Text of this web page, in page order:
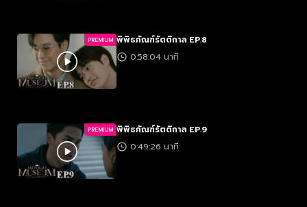
PREMIUM พิพิธภัณฑ์รัตติกาล EP.8
0:58:04 นาที
PREMIUM พิพิธภัณฑ์รัตติกาล EP.9
0:49:26 นาที